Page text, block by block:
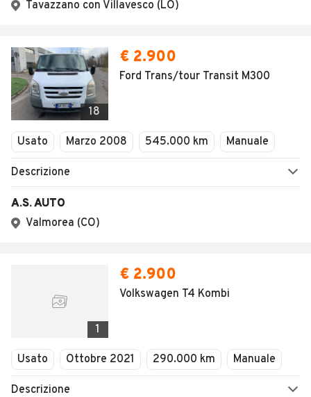
Tavazzano con Villavesco (LO)
18
€ 2.900
Ford Trans/tour Transit M300
Usato Marzo 2008 545.000 km Manuale
Descrizione
A.S. AUTO
Valmorea (CO)
1
€ 2.900
Volkswagen T4 Kombi
Usato Ottobre 2021 290.000 km Manuale
Descrizione